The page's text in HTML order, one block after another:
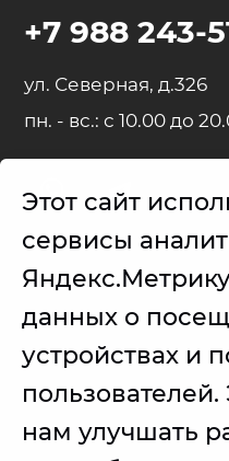
ул. Северная, д.326
пн. - вс.: с 10.00 до
+7 988 243-
правомерной
iPhone, iPad, MacBook, iMac,
Apple Inc. (Эпл Инк.);
Samsung – правообладатель
Электроникс Ко., Лтд.);
Товарные знаки используется
отношении которых
Услуги оказываются в
связанными с компаниями
Этот сайт
сервисы
данных о
устройствах и
нам улучшать